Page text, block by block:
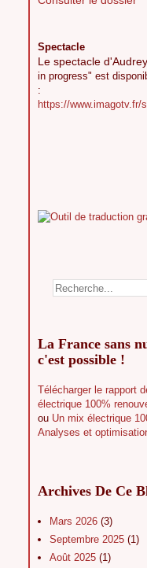
Spectacle
Le spectacle
in progress" est
:
https://www.imagotv.fr/
La France sans
c'est possible !
Télécharger le rapport
électrique 100%
ou Un mix électrique
Analyses et
Archives De Ce
Mars 2026 (3)
Septembre 2025 (1)
Août 2025 (1)